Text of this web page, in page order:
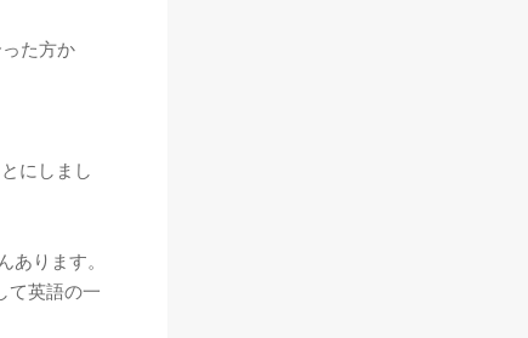
た方か
にしまし
あります。
て英語の一